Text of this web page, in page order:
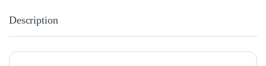
Description